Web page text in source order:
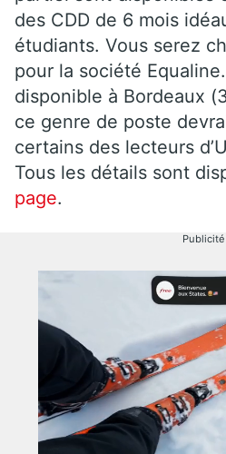
des CDD de 6 mois
étudiants. Vous serez
pour la société
disponible à Bordeaux
ce genre de poste
certains des lecteurs
Tous les détails sont
page.
Publicité